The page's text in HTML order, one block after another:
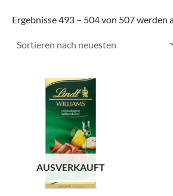
Ergebnisse 493 – 504 von 507 werden
AUSVERKAUFT